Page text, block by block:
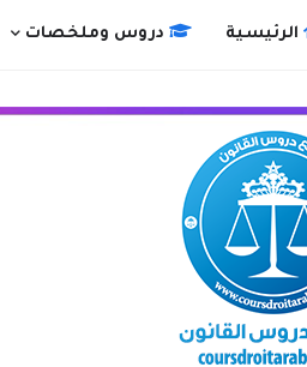
الرئيسية دروس وملخصات